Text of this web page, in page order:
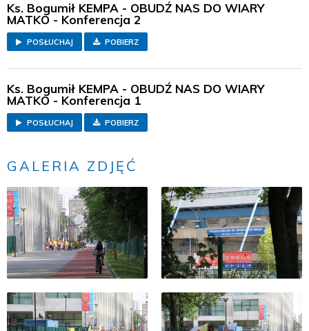
Ks. Bogumił KEMPA - OBUDŹ NAS DO WIARY
MATKO - Konferencja 2
POSŁUCHAJ POBIERZ
Ks. Bogumił KEMPA - OBUDŹ NAS DO WIARY
MATKO - Konferencja 1
POSŁUCHAJ POBIERZ
GALERIA ZDJĘĆ